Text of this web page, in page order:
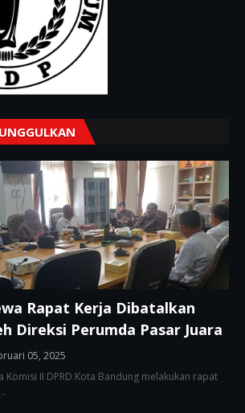
Rapat Kerja Dibatalkan
Direksi Perumda Pasar Juara
05, 2025
Komisi II DPRD Kota Bandung melakukan rapat